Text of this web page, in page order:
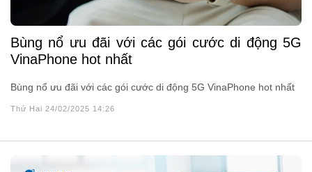
Bùng nổ ưu đãi với các gói cước di động 5G
VinaPhone hot nhất
Bùng nổ ưu đãi với các gói cước di động 5G VinaPhone hot nhất
Thứ Hai 24/02/2025 14:26